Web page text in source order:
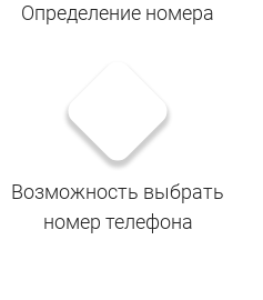
Определение номера
Возможность выбрать
номер телефона